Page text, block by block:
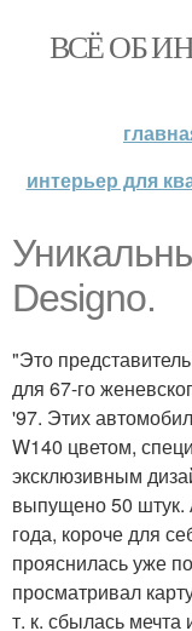
ВСЁ ОБ
интерьер для
Designo.
"Это
для 67-го
'97. Этих
W140 цветом,
эксклюзивным
выпущено 50 штук.
года, короче для
прояснилась уже
просматривал
т. к. сбылась мечта